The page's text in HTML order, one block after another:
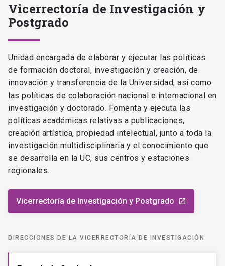
Vicerrectoría de Investigación y
Postgrado
Unidad encargada de elaborar y ejecutar las políticas
de formación doctoral, investigación y creación, de
innovación y transferencia de la Universidad; así como
las políticas de colaboración nacional e internacional en
investigación y doctorado. Fomenta y ejecuta las
políticas académicas relativas a publicaciones,
creación artística, propiedad intelectual, junto a toda la
investigación multidisciplinaria y el conocimiento que
se desarrolla en la UC, sus centros y estaciones
regionales.
Vicerrectoría de Investigación y Postgrado launch
DIRECCIONES DE LA VICERRECTORÍA DE INVESTIGACIÓN